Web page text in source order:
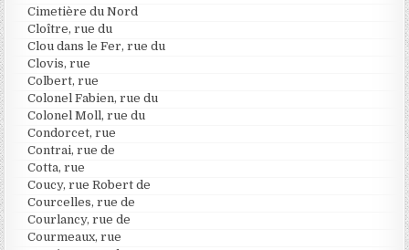
Cimetière du Nord
Cloître, rue du
Clou dans le Fer, rue du
Clovis, rue
Colbert, rue
Colonel Fabien, rue du
Colonel Moll, rue du
Condorcet, rue
Contrai, rue de
Cotta, rue
Coucy, rue Robert de
Courcelles, rue de
Courlancy, rue de
Courmeaux, rue